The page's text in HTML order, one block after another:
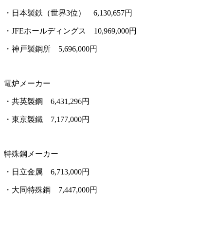
・日本製鉄（世界3位） 6,130,657円
・JFEホールディングス 10,969,000円
・神戸製鋼所 5,696,000円
電炉メーカー
・共英製鋼 6,431,296円
・東京製鐵 7,177,000円
特殊鋼メーカー
・日立金属 6,713,000円
・大同特殊鋼 7,447,000円